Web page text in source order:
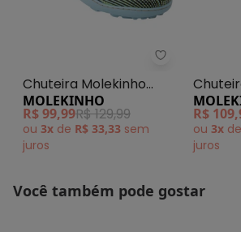
Chuteira
Chuteira Molekinho
(Azul) em Sintético
MOLEKINHO
R$ 99,99R$ 129,99
ou 3x de R$ 33,33 sem
juros
R$
ou 3x de
juros
Você também pode gostar